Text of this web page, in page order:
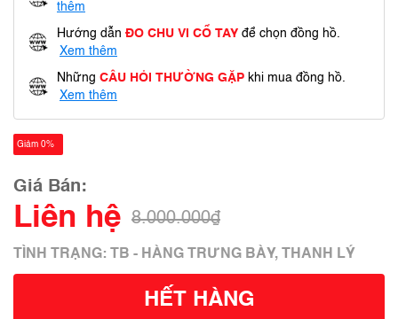
thêm
Hướng dẫn ĐO CHU VI CỔ TAY để chọn đồng hồ.
Xem thêm
Những CÂU HỎI THƯỜNG GẶP khi mua đồng hồ.
Xem thêm
Giảm 0%
Giá Bán:
Liên hệ 8.000.000₫
TÌNH TRẠNG: TB - HÀNG TRƯNG BÀY, THANH LÝ
HẾT HÀNG